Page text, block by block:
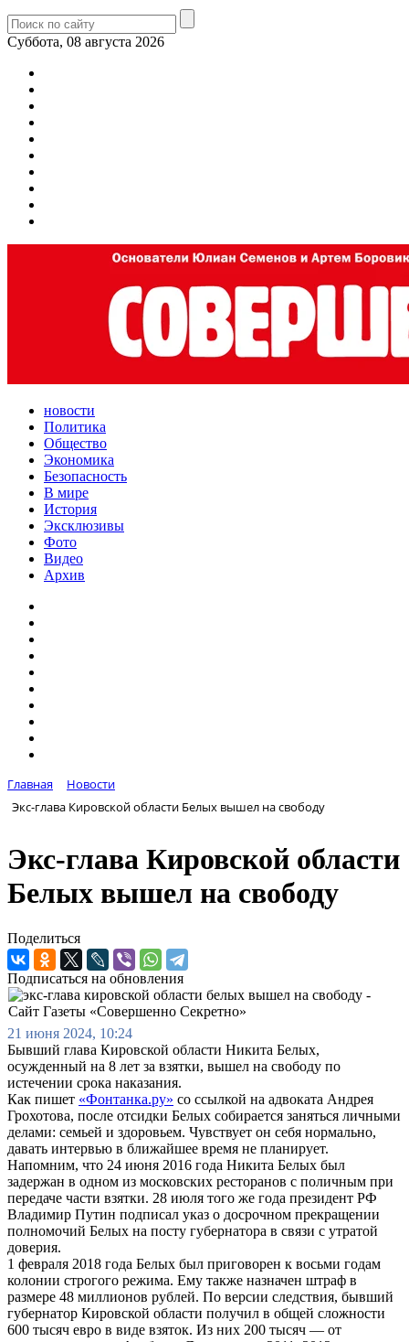
Суббота, 08 августа 2026
новости
Политика
Общество
Экономика
Безопасность
В мире
История
Эксклюзивы
Фото
Видео
Архив
Главная
Новости
Экс-глава Кировской области Белых вышел на свободу
Экс-глава Кировской области
Белых вышел на свободу
Поделиться
Подписаться на обновления
21 июня 2024, 10:24
Бывший глава Кировской области Никита Белых,
осужденный на 8 лет за взятки, вышел на свободу по
истечении срока наказания.
Как пишет «Фонтанка.ру» со ссылкой на адвоката Андрея
Грохотова, после отсидки Белых собирается заняться личными
делами: семьей и здоровьем. Чувствует он себя нормально,
давать интервью в ближайшее время не планирует.
Напомним, что 24 июня 2016 года Никита Белых был
задержан в одном из московских ресторанов с поличным при
передаче части взятки. 28 июля того же года президент РФ
Владимир Путин подписал указ о досрочном прекращении
полномочий Белых на посту губернатора в связи с утратой
доверия.
1 февраля 2018 года Белых был приговорен к восьми годам
колонии строгого режима. Ему также назначен штраф в
размере 48 миллионов рублей. По версии следствия, бывший
губернатор Кировской области получил в общей сложности
600 тысяч евро в виде взяток. Из них 200 тысяч — от